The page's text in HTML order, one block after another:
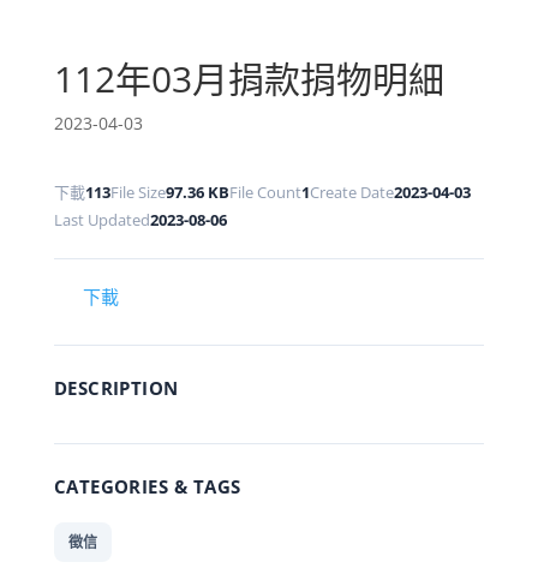
112年03月捐款捐物明細
2023-04-03
下載113File Size97.36 KBFile Count1Create Date2023-04-03
Last Updated2023-08-06
下載
DESCRIPTION
CATEGORIES & TAGS
徵信